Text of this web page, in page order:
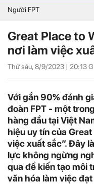
Người FPT
Great Place to
nơi làm việc
Thứ sáu, 8/9/2023 | 20:13
Với gần 90% đánh
đoàn FPT - một
hàng đầu tại Việt
hiệu uy tín của
việc xuất sắc”. Đây
lực không ngừng
qua để kiến tạo môi
văn hóa làm việc